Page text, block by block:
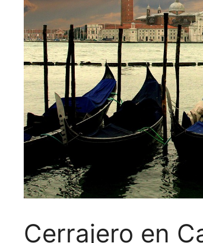
Cerrajero en